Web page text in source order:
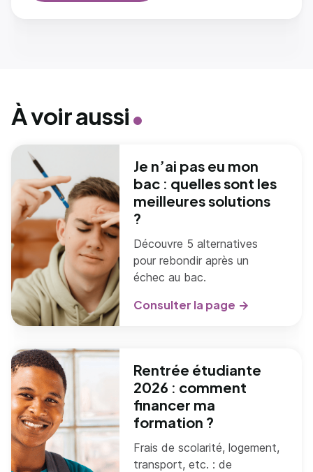
À voir aussi
Je n’ai pas eu mon
bac : quelles sont les
meilleures solutions
?
Découvre 5 alternatives
pour rebondir après un
échec au bac.
Consulter la page
Rentrée étudiante
2026 : comment
financer ma
formation ?
Frais de scolarité, logement,
transport, etc. : de